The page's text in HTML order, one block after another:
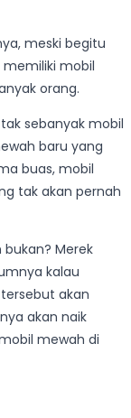
meski begitu
mobil
orang.
sebanyak mobil
baru yang
buas, mobil
tak akan pernah
Merek
kalau
akan
akan naik
mewah di